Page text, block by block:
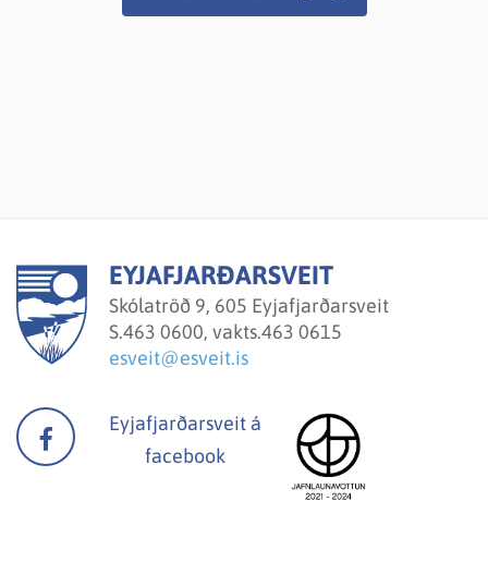
EYJAFJARÐARSVEIT
Skólatröð 9, 605 Eyjafjarðarsveit
S.463 0600, vakts.463 0615
esveit@esveit.is
Eyjafjarðarsveit á
facebook